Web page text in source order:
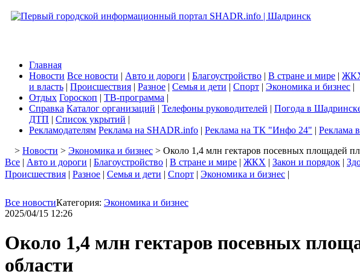
Главная
Новости Все новости | Авто и дороги | Благоустройство | В стране и мире |
и власть | Происшествия | Разное | Семья и дети | Спорт | Экономика и бизнес |
Отдых Гороскоп | ТВ-программа |
Справка Каталог организаций | Телефоны руководителей | Погода в
ДТП | Список укрытий |
Рекламодателям Реклама на SHADR.info | Реклама на ТК "Инфо 24" | Реклама
> Новости > Экономика и бизнес > Около 1,4 млн гектаров посевных площадей
Все | Авто и дороги | Благоустройство | В стране и мире | ЖКХ | Закон и порядок |
Происшествия | Разное | Семья и дети | Спорт | Экономика и бизнес |
Все новостиКатегория: Экономика и бизнес
2025/04/15 12:26
Около 1,4 млн гектаров посевных
области